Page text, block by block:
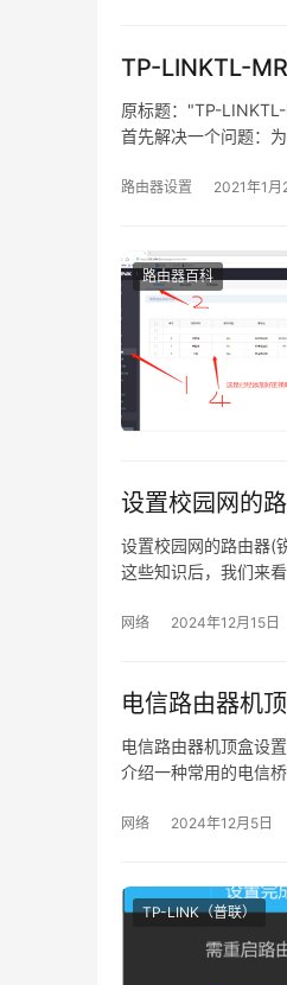
TP-LINKTL-
原标题："TP-
首先解决一个问题：
①不用网线"
路由器设置 2021年1月
路由器百科
设置校园网的
设置校园网的路由器(
这些知识后，我们来
网络 2024年12月15日
电信路由器机
电信路由器机顶盒设
介绍一种常用的电信
网络 2024年12月5日
TP-LINK（普联）